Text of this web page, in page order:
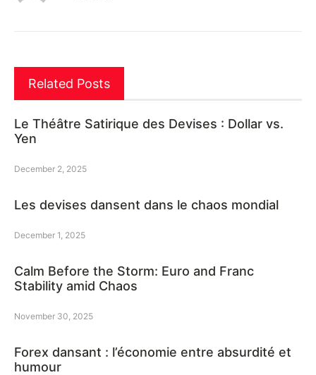
Related Posts
Le Théâtre Satirique des Devises : Dollar vs.
Yen
December 2, 2025
Les devises dansent dans le chaos mondial
December 1, 2025
Calm Before the Storm: Euro and Franc
Stability amid Chaos
November 30, 2025
Forex dansant : l’économie entre absurdité et
humour